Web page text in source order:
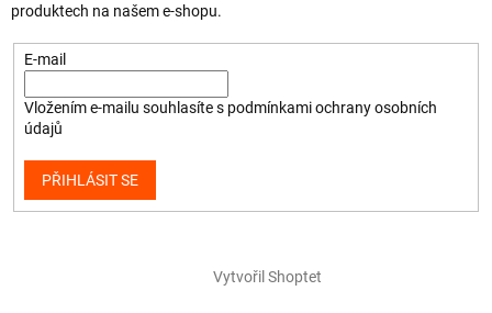
produktech na našem e-shopu.
E-mail
Vložením e-mailu souhlasíte s podmínkami ochrany osobních
údajů
PŘIHLÁSIT SE
Vytvořil Shoptet